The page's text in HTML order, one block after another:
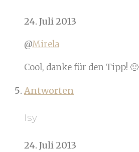
24. Juli 2013
@Mirela
Cool, danke für den Tipp! 🙂
Antworten
Isy
24. Juli 2013